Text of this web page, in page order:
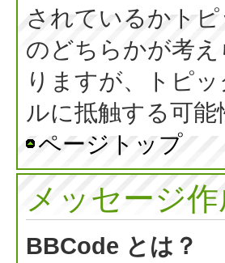
されているかト
のどちらかが考
りますが、トピ
ルに抵触する可
ページトップ
メッセージ
BBCode とは？